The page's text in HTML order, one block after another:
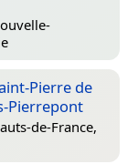
Pierre de
Pierrepont
de-France,